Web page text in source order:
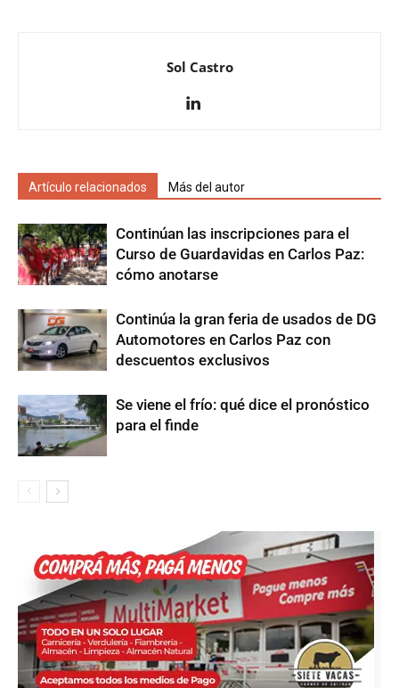
Sol Castro
Artículo relacionados Más del autor
Continúan las inscripciones para el
Curso de Guardavidas en Carlos Paz:
cómo anotarse
Continúa la gran feria de usados de DG
Automotores en Carlos Paz con
descuentos exclusivos
Se viene el frío: qué dice el pronóstico
para el finde